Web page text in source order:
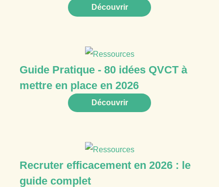
Découvrir
Guide Pratique - 80 idées QVCT à
mettre en place en 2026
Découvrir
Recruter efficacement en 2026 : le
guide complet